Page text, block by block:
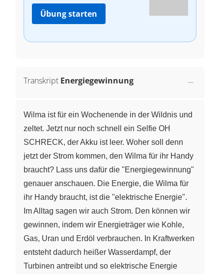
Übung starten
Transkript Energiegewinnung
Wilma ist für ein Wochenende in der Wildnis und
zeltet. Jetzt nur noch schnell ein Selfie OH
SCHRECK, der Akku ist leer. Woher soll denn
jetzt der Strom kommen, den Wilma für ihr Handy
braucht? Lass uns dafür die "Energiegewinnung"
genauer anschauen. Die Energie, die Wilma für
ihr Handy braucht, ist die "elektrische Energie".
Im Alltag sagen wir auch Strom. Den können wir
gewinnen, indem wir Energieträger wie Kohle,
Gas, Uran und Erdöl verbrauchen. In Kraftwerken
entsteht dadurch heißer Wasserdampf, der
Turbinen antreibt und so elektrische Energie